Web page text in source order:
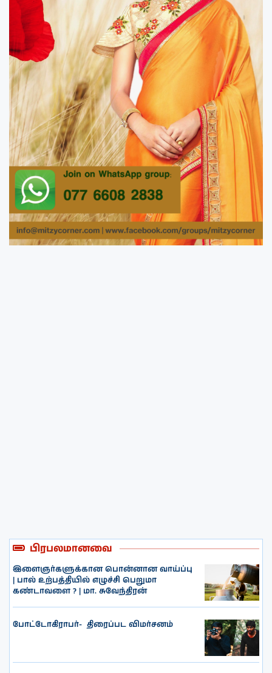
பிரபலமானவை
இளைஞர்களுக்கான பொன்னான வாய்ப்பு
| பால் உற்பத்தியில் எழுச்சி பெறுமா
கண்டாவளை ? | மா. சுவேந்திரன்
போட்டோகிராபர்- ‌ திரைப்பட விமர்சனம்